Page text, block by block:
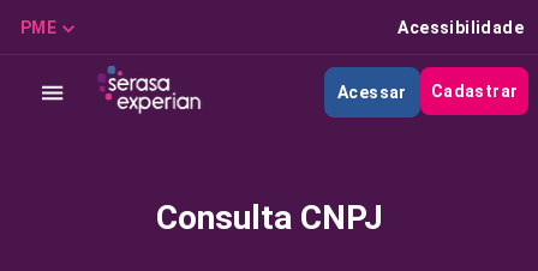
PME Acessibilidade
Acessar Cadastrar
Consulta CNPJ